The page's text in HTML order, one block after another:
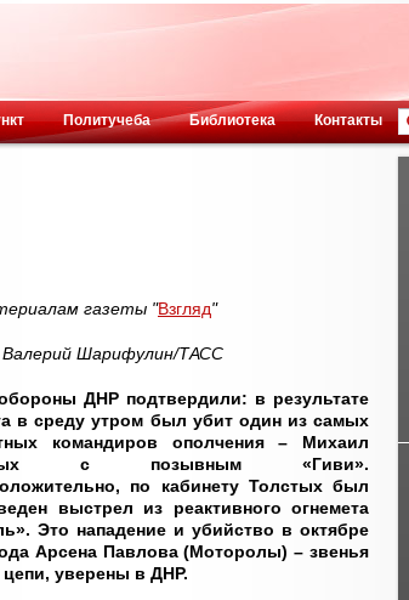
Политучеба Библиотека Контакты
газеты "Взгляд"
Шарифулин/ТАСС
ДНР подтвердили: в результате
в среду утром был убит один из самых
командиров ополчения – Михаил
с позывным «Гиви».
по кабинету Толстых был
выстрел из реактивного огнемета
Это нападение и убийство в октябре
Арсена Павлова (Моторолы) – звенья
уверены в ДНР.